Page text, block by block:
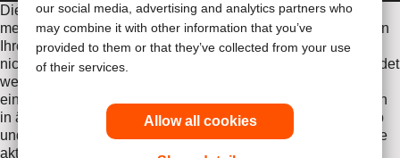
our social media, advertising and analytics partners who
may combine it with other information that you’ve
provided to them or that they’ve collected from your use
of their services.
Allow all cookies
Die Informationen auf dieser Website sind nicht als
medizinische Beratung gedacht und sollen die Empfehlungen
Ihres eigenen Arztes oder anderer medizinischer Fachkräfte
nicht ersetzen. Diese Website sollte auch nicht dazu verwendet
werden, in einem medizinischen Notfall Hilfe zu suchen. In
einem medizinischen Notfall sollten Sie sich sofort persönlich
in ärztliche Behandlung begeben. Da sich Bestimmungen ab
und zu ändern, besuchen Sie bitte unsere Internetseite für die
aktuellsten Informationen.